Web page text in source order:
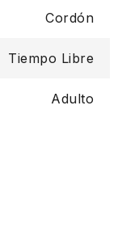
Cordón
Tiempo Libre
Adulto